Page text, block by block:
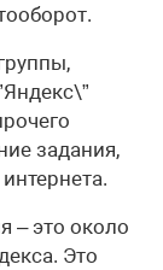
задания,
– это около
Это